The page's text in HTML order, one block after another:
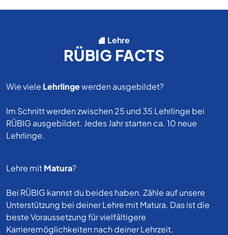
Lehre
RÜBIG FACTS
Wie viele Lehrlingewerden ausgebildet?
Im Schnitt werden zwischen 25 und 35 Lehrlinge bei
RÜBIG ausgebildet. Jedes Jahr starten ca. 10 neue
Lehrlinge.
Lehre mitMatura?
Bei RÜBIG kannst du beides haben. Zähle auf unsere
Unterstützung bei deiner Lehre mit Matura. Das ist die
beste Voraussetzung für vielfältigere
Karrieremöglichkeiten nach deiner Lehrzeit.